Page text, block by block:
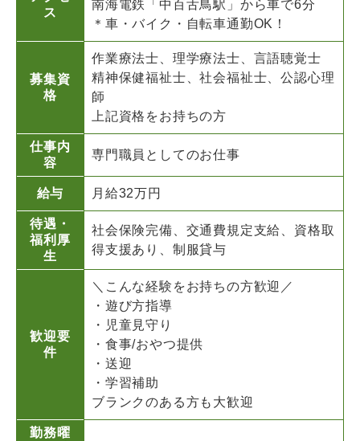
ス
南海電鉄「中百舌鳥駅」から車で6分
＊車・バイク・自転車通勤OK！
募集資
格
作業療法士、理学療法士、言語聴覚士
精神保健福祉士、社会福祉士、公認心理
師
上記資格をお持ちの方
仕事内
容
専門職員としてのお仕事
給与 月給32万円
待遇・
福利厚
生
社会保険完備、交通費規定支給、資格取
得支援あり、制服貸与
歓迎要
件
＼こんな経験をお持ちの方歓迎／
・遊び方指導
・児童見守り
・食事/おやつ提供
・送迎
・学習補助
ブランクのある方も大歓迎
勤務曜